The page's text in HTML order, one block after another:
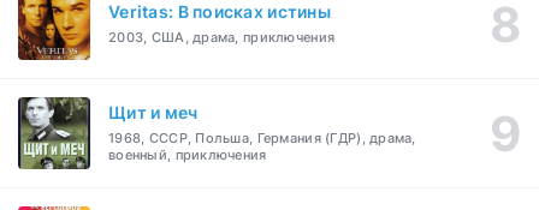
Veritas: В поисках истины
2003, США, драма, приключения
Щит и меч
1968, СССР, Польша, Германия (ГДР), драма,
военный, приключения